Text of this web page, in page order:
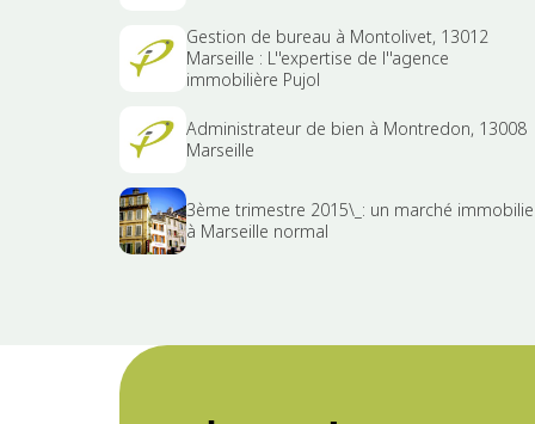
Gestion de bureau à Montolivet, 13012
Marseille : L''expertise de l''agence
immobilière Pujol
Administrateur de bien à Montredon, 13008
Marseille
3ème trimestre 2015\_: un marché
à Marseille normal